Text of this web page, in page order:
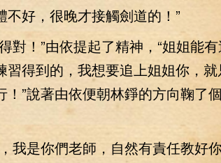
好，很晚才接觸劍道的！”
！”由依提起了精神，“姐姐能
得到的，我想要追上姐姐你，就
”說著由依便朝林錚的方向鞠了
是你們老師，自然有責任教好